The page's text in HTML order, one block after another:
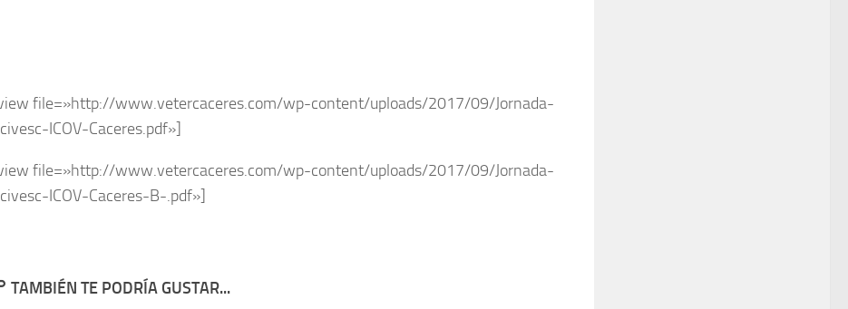
file=»http://www.vetercaceres.com/wp-content/uploads/2017/09/Jornada-
ICOV-Caceres.pdf»]
file=»http://www.vetercaceres.com/wp-content/uploads/2017/09/Jornada-
ICOV-Caceres-B-.pdf»]
TAMBIÉN TE PODRÍA GUSTAR...